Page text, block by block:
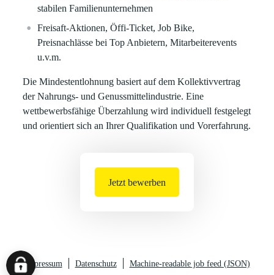
stabilen Familienunternehmen
Freisaft-Aktionen, Öffi-Ticket, Job Bike,
Preisnachlässe bei Top Anbietern, Mitarbeiterevents
u.v.m.
Die Mindestentlohnung basiert auf dem Kollektivvertrag
der Nahrungs- und Genussmittelindustrie. Eine
wettbewerbsfähige Überzahlung wird individuell festgelegt
und orientiert sich an Ihrer Qualifikation und Vorerfahrung.
Jetzt bewerben
Impressum Datenschutz Machine-readable job feed (JSON)